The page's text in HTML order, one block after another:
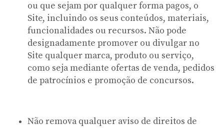
ou que sejam por qualquer forma pagos, o
Site, incluindo os seus conteúdos, materiais,
funcionalidades ou recursos. Não pode
designadamente promover ou divulgar no
Site qualquer marca, produto ou serviço,
como seja mediante ofertas de venda, pedidos
de patrocínios e promoção de concursos.
Não remova qualquer aviso de direitos de